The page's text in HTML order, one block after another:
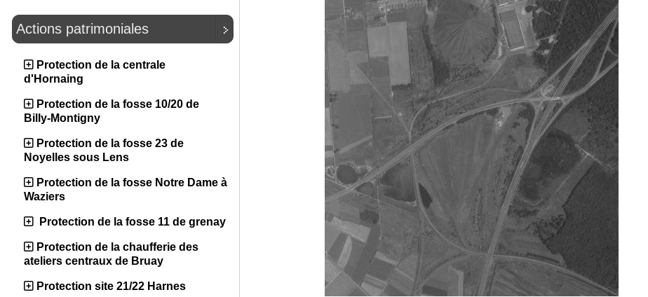
Actions patrimoniales
Protection de la centrale
d'Hornaing
Protection de la fosse 10/20 de
Billy-Montigny
Protection de la fosse 23 de
Noyelles sous Lens
Protection de la fosse Notre Dame à
Waziers
Protection de la fosse 11 de grenay
Protection de la chaufferie des
ateliers centraux de Bruay
Protection site 21/22 Harnes